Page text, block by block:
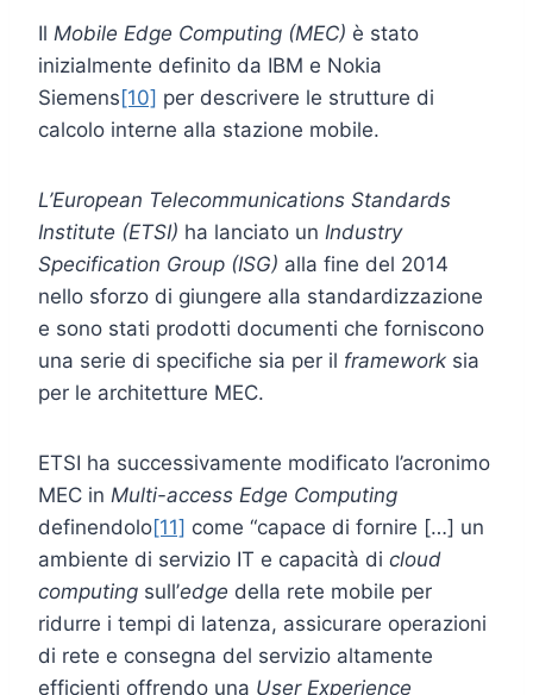
Il Mobile Edge Computing (MEC) è stato
inizialmente definito da IBM e Nokia
Siemens[10] per descrivere le strutture di
calcolo interne alla stazione mobile.
L’European Telecommunications Standards
Institute (ETSI) ha lanciato un Industry
Specification Group (ISG) alla fine del 2014
nello sforzo di giungere alla standardizzazione
e sono stati prodotti documenti che forniscono
una serie di specifiche sia per il framework sia
per le architetture MEC.
ETSI ha successivamente modificato l’acronimo
MEC in Multi-access Edge Computing
definendolo[11] come “capace di fornire […] un
ambiente di servizio IT e capacità di cloud
computing sull’edge della rete mobile per
ridurre i tempi di latenza, assicurare operazioni
di rete e consegna del servizio altamente
efficienti offrendo una User Experience